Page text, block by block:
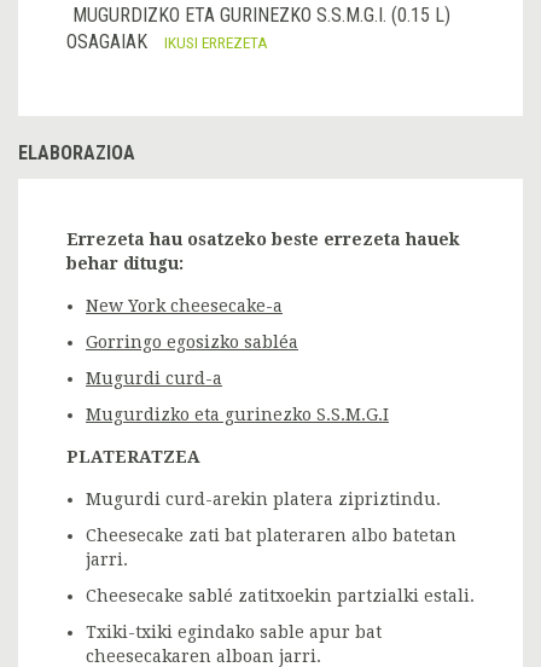
MUGURDIZKO ETA GURINEZKO S.S.M.G.I. (0.15 L)
OSAGAIAK
IKUSI ERREZETA
ELABORAZIOA
Errezeta hau osatzeko beste errezeta hauek
behar ditugu:
New York cheesecake-a
Gorringo egosizko sabléa
Mugurdi curd-a
Mugurdizko eta gurinezko S.S.M.G.I
PLATERATZEA
Mugurdi curd-arekin platera zipriztindu.
Cheesecake zati bat plateraren albo batetan
jarri.
Cheesecake sablé zatitxoekin partzialki estali.
Txiki-txiki egindako sable apur bat
cheesecakaren alboan jarri.